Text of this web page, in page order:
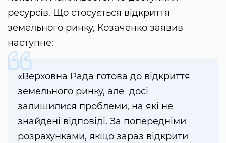
ресурсів. Що стосується відкриття
земельного ринку, Козаченко заявив
наступне:
«Верховна Рада готова до відкриття
земельного ринку, але досі
залишилися проблеми, на які не
знайдені відповіді. За попередніми
розрахунками, якщо зараз відкрити